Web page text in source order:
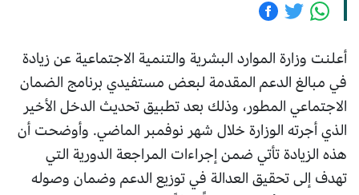
أعلنت وزارة الموارد البشرية والتنمية الاجتماعية عن زيادة
في مبالغ الدعم المقدمة لبعض مستفيدي برنامج الضمان
الاجتماعي المطور، وذلك بعد تطبيق تحديث الدخل الأخير
الذي أجرته الوزارة خلال شهر نوفمبر الماضي. وأوضحت أن
هذه الزيادة تأتي ضمن إجراءات المراجعة الدورية التي
تهدف إلى تحقيق العدالة في توزيع الدعم وضمان وصوله